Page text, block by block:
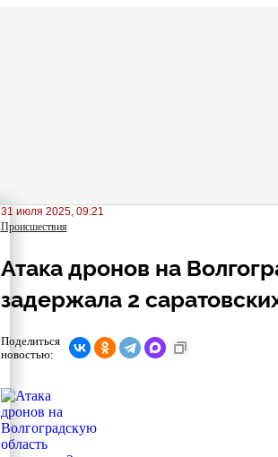
31 июля 2025, 09:21
Происшествия
Атака дронов на
задержала 2
Поделиться
новостью: